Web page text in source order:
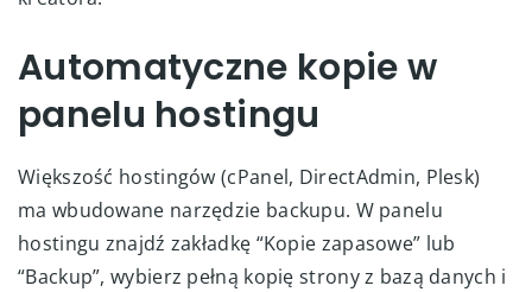
Automatyczne kopie w
panelu hostingu
Większość hostingów (cPanel, DirectAdmin, Plesk)
ma wbudowane narzędzie backupu. W panelu
hostingu znajdź zakładkę “Kopie zapasowe” lub
“Backup”, wybierz pełną kopię strony z bazą danych i